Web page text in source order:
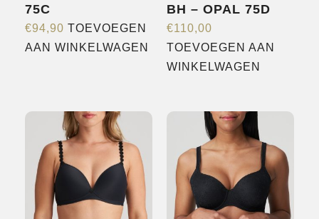
75C
€94,90 TOEVOEGEN
AAN WINKELWAGEN
BH – OPAL 75D
€110,00
TOEVOEGEN AAN
WINKELWAGEN